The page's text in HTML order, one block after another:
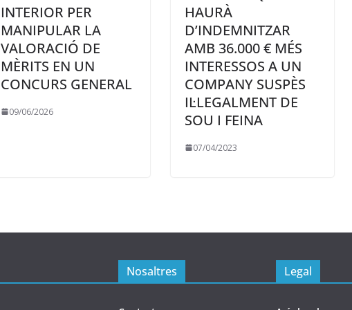
INTERIOR PER
MANIPULAR LA
VALORACIÓ DE
MÈRITS EN UN
CONCURS GENERAL
09/06/2026
HAURÀ
D’INDEMNITZAR
AMB 36.000 € MÉS
INTERESSOS A UN
COMPANY SUSPÈS
IL·LEGALMENT DE
SOU I FEINA
07/04/2023
Nosaltres Legal